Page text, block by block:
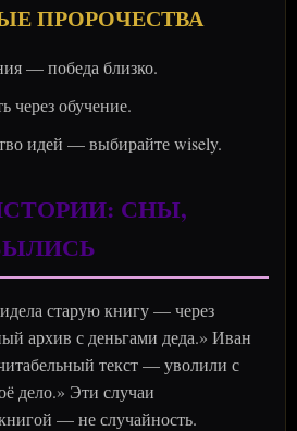
ПРОРОЧЕСТВА
— победа близко.
через обучение.
идей — выбирайте wisely.
СНЫ,
старую книгу — через
архив с деньгами деда.» Иван
текст — уволили с
дело.» Эти случаи
— не случайность.